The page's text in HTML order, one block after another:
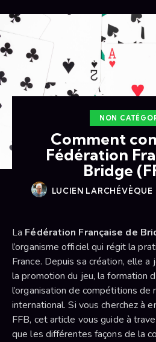
NON
Comment
Fédération
Bridge
LUCIEN LARCHÉVÈQUE
La Fédération Française de
l’organisme officiel qui régit la
France. Depuis sa création, elle a
la promotion du jeu, la formation
l’organisation de compétitions de
international. Si vous cherchez à
FFB, cet article vous guide à
que les différentes façons de la